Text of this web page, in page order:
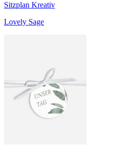
Sitzplan Kreativ
Lovely Sage